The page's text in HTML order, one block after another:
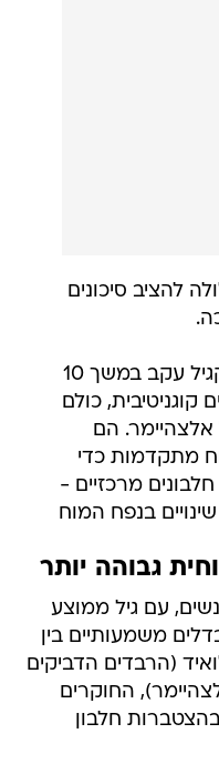
להציב סיכונים
צוות חוקרים מאוניברסיטת מקגיל עקב במשך 10
בריאים קוגניטיבית, כולם
הם
מתקדמות כדי
מרכזיים -
בנפח המוח
גבוהה יותר
נשים, עם גיל ממוצע
משמעותיים בין
(הרבדים הדביקים
החוקרים
חלבון